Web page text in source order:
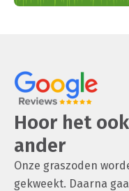
Hoor het
ander
Onze graszoden
gekweekt. Daarna